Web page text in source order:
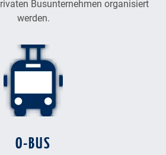
Busunternehmen organisiert
werden.
O-BUS